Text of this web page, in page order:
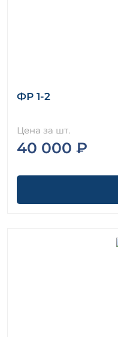
ФР 1-2
Цена за шт.
40 000 ₽